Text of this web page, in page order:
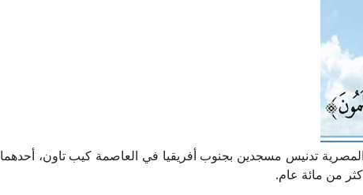
المصرية تدنيس مسجدين بجنوب أفريقيا في العاصمة كيب تاون، أحدهما
أكثر من مائة عام.